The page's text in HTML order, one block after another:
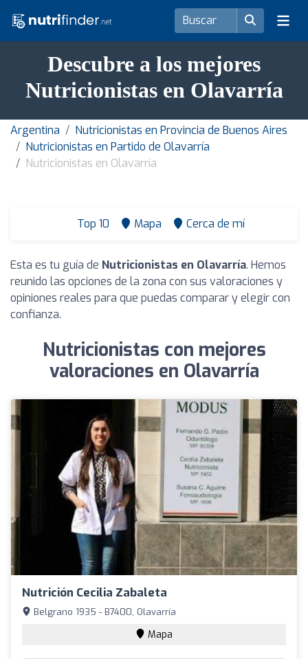
Descubre a los mejores
Nutricionistas en Olavarría
Argentina
Nutricionistas en Provincia de Buenos Aires
Nutricionistas en Partido de Olavarría
Nutricionistas en Olavarría
Top 10 Mapa Cerca de mí
Esta es tu guía de Nutricionistas en Olavarría. Hemos
reunido las opciones de la zona con sus valoraciones y
opiniones reales para que puedas comparar y elegir con
confianza.
Nutricionistas con mejores
valoraciones en Olavarría
Nutrición Cecilia Zabaleta
Belgrano 1935 - B7400, Olavarría
Mapa